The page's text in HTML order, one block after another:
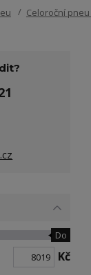
Celoroční
Do
Kč